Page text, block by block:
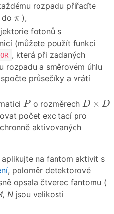
rozpadu přiřaďte
do π
π ),
fotonů s
(můžete použít funkci
, která při zadaných
rozpadu a směrovém úhlu
průsečíky a vrátí
P
P o rozměrech D × D
D×D
počet excitací pro
aktivovaných
na fantom aktivit s
, poloměr detektorové
opsala čtverec fantomu (
N jsou velikosti